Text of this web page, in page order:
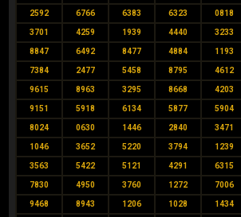
2592 6766 6383 6323 0818
3701 4259 1939 4440 3233
8847 6492 8477 4884 1193
7384 2477 5458 8795 4612
9615 8963 3295 8668 4203
9151 5918 6134 5877 5904
8024 0630 1446 2840 3471
1046 3652 5220 3794 1239
3563 5422 5121 4291 6315
7830 4950 3760 1272 7006
9468 8943 1206 1028 1434